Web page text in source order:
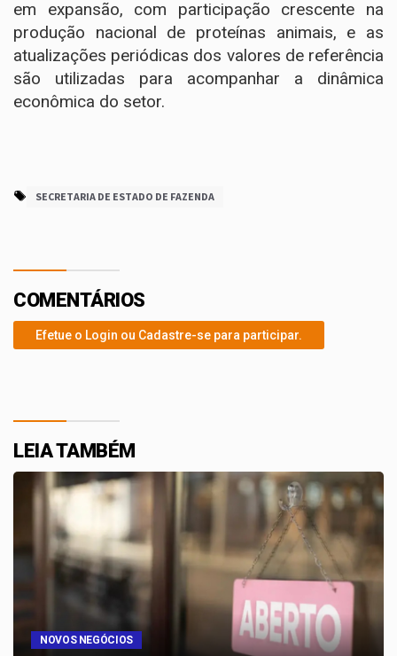
em expansão, com participação crescente na
produção nacional de proteínas animais, e as
atualizações periódicas dos valores de referência
são utilizadas para acompanhar a dinâmica
econômica do setor.
SECRETARIA DE ESTADO DE FAZENDA
COMENTÁRIOS
Efetue o Login ou Cadastre-se para participar.
LEIA TAMBÉM
NOVOS NEGÓCIOS